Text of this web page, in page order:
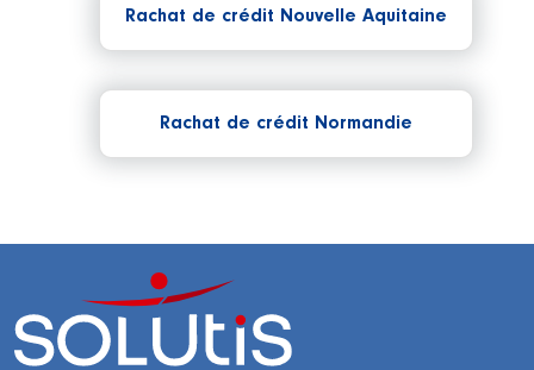
Rachat de crédit Nouvelle Aquitaine
Rachat de crédit Normandie